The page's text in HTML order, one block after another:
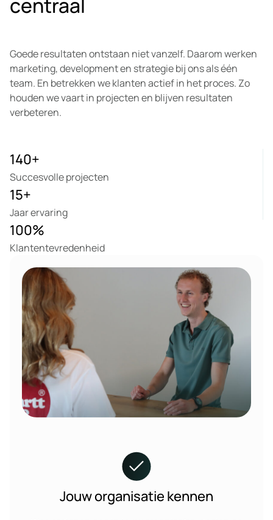
centraal
Goede resultaten ontstaan niet vanzelf. Daarom werken
marketing, development en strategie bij ons als één
team. En betrekken we klanten actief in het proces. Zo
houden we vaart in projecten en blijven resultaten
verbeteren.
Succesvolle projecten
140+
Jaar ervaring
15+
Klantentevredenheid
100%
Jouw organisatie kennen